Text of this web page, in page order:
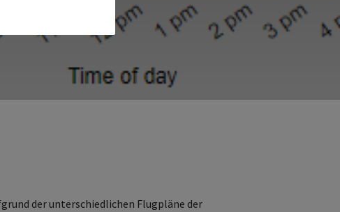
der unterschiedlichen Flugpläne der